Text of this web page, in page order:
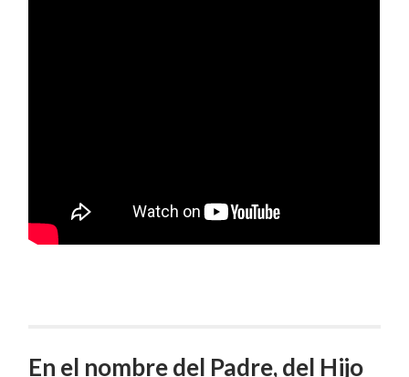
En el nombre del Padre, del Hijo